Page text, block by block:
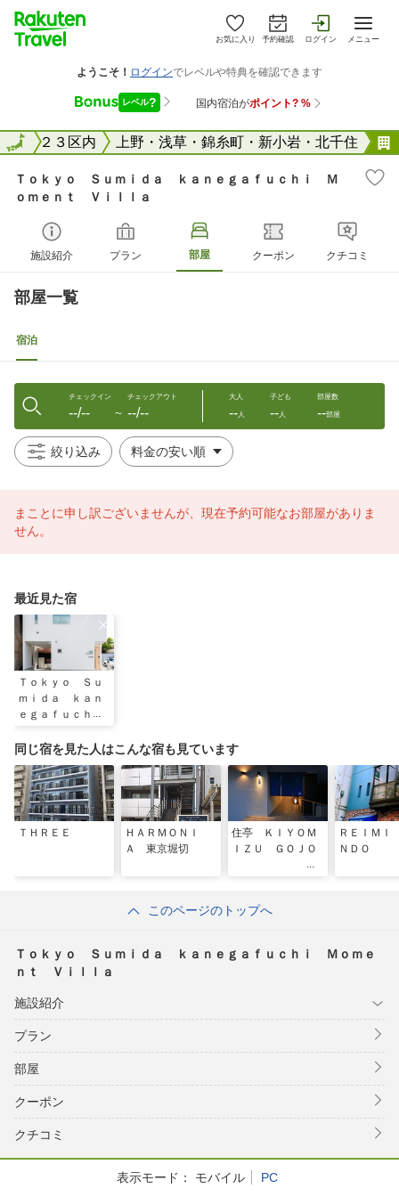
お気に入り 予約確認 ログイン メニュー
東京２３区内 上野・浅草・錦糸町・新小岩・北千住
全国
Ｔｏｋｙｏ Ｓｕｍｉｄａ ｋａｎｅｇａｆｕｃｈｉ Ｍ
ｏｍｅｎｔ Ｖｉｌｌａ
施設紹介 プラン 部屋 クーポン クチコミ
部屋一覧
宿泊
チェックイン
--/-- 〜
チェックアウト
--/--
大人
--人
子ども
--人
部屋数
--部屋
絞り込み
まことに申し訳ございませんが、現在予約可能なお部屋がありま
せん。
最近見た宿
Ｔｏｋｙｏ Ｓｕ
ｍｉｄａ ｋａｎ
ｅｇａｆｕｃｈ
ｔ Ｖｉｌｌａ
同じ宿を見た人はこんな宿も見ています
ＴＨＲＥＥ
ＨＡＲＭＯＮＩ
Ａ 東京堀切
住亭 ＫＩＹＯＭ
ＩＺＵ ＧＯＪＯ
ＲＥＩＭ
ＮＤＯ
このページのトップへ
Ｔｏｋｙｏ Ｓｕｍｉｄａ ｋａｎｅｇａｆｕｃｈｉ Ｍｏｍｅ
ｎｔ Ｖｉｌｌａ
施設紹介
プラン
部屋
クーポン
クチコミ
表示モード： モバイル PC